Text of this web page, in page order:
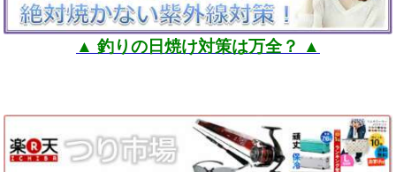
▲ 釣りの日焼け対策は万全？ ▲